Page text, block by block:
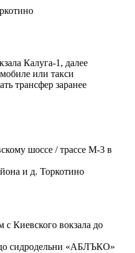
Калуга-1, далее
или такси
трансфер заранее
шоссе / трассе М-3 в
и д. Торкотино
Киевского вокзала до
сидродельни «АБЛЪКО»